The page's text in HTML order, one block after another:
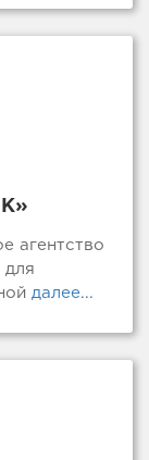
агентство
далее...